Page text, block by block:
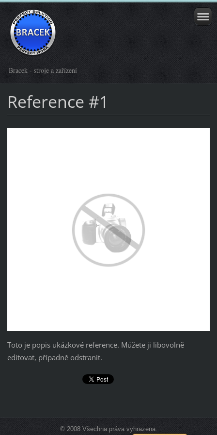
Bracek - stroje a zařízení
Reference #1
Toto je popis ukázkové reference. Můžete ji libovolně
editovat, případně odstranit.
© 2008 Všechna práva vyhrazena.